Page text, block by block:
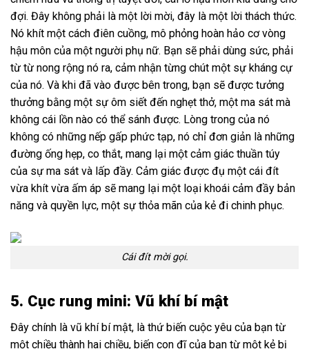
đợi. Đây không phải là một lời mời, đây là một lời thách thức.
Nó khít một cách điên cuồng, mô phỏng hoàn hảo cơ vòng
hậu môn của một người phụ nữ. Bạn sẽ phải dùng sức, phải
từ từ nong rộng nó ra, cảm nhận từng chút một sự kháng cự
của nó. Và khi đã vào được bên trong, bạn sẽ được tưởng
thưởng bằng một sự ôm siết đến nghẹt thở, một ma sát mà
không cái lồn nào có thể sánh được. Lòng trong của nó
không có những nếp gấp phức tạp, nó chỉ đơn giản là những
đường ống hẹp, co thắt, mang lại một cảm giác thuần túy
của sự ma sát và lấp đầy. Cảm giác được đụ một cái đít
vừa khít vừa ấm áp sẽ mang lại một loại khoái cảm đầy bản
năng và quyền lực, một sự thỏa mãn của kẻ đi chinh phục.
Cái đít mời gọi.
5. Cục rung mini: Vũ khí bí mật
Đây chính là vũ khí bí mật, là thứ biến cuộc yêu của bạn từ
một chiều thành hai chiều, biến con đĩ của bạn từ một kẻ bị